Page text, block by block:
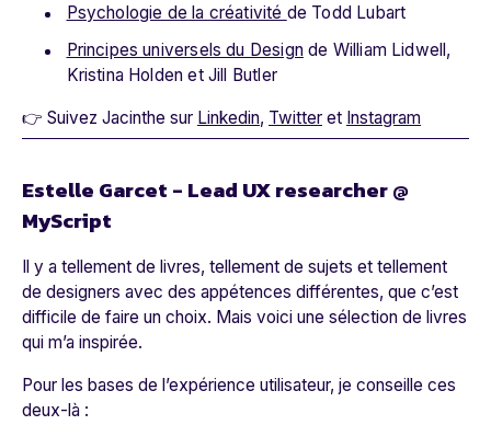
Psychologie de la créativité de Todd Lubart
Principes universels du Designde William Lidwell,
Kristina Holden et Jill Butler
👉 Suivez Jacinthe sur Linkedin, Twitter et Instagram
Estelle Garcet - Lead UX researcher @
MyScript
Il y a tellement de livres, tellement de sujets et tellement
de designers avec des appétences différentes, que c’est
difficile de faire un choix. Mais voici une sélection de livres
qui m’a inspirée.
Pour les bases de l’expérience utilisateur, je conseille ces
deux-là :